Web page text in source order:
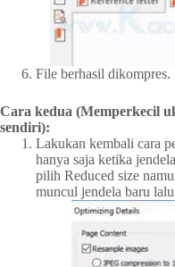
File berhasil dikompres.
Cara kedua (Memperkecil
sendiri):
Lakukan kembali cara
hanya saja ketika
pilih Reduced size
muncul jendela baru